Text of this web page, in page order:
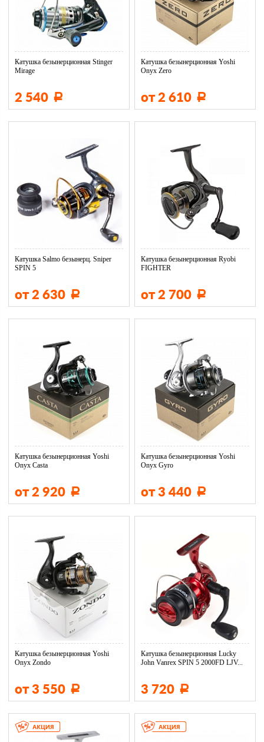
Катушка безынерционная Stinger
Mirage
2 540 Р
Катушка безынерционная Yoshi
Onyx Zero
от 2 610 Р
Катушка Salmo безынерц. Sniper
SPIN 5
от 2 630 Р
Катушка безынерционная Ryobi
FIGHTER
от 2 700 Р
Катушка безынерционная Yoshi
Onyx Casta
от 2 920 Р
Катушка безынерционная Yoshi
Onyx Gyro
от 3 440 Р
Катушка безынерционная Yoshi
Onyx Zondo
от 3 550 Р
Катушка безынерционная Lucky
John Vanrex SPIN 5 2000FD LJV...
3 720 Р